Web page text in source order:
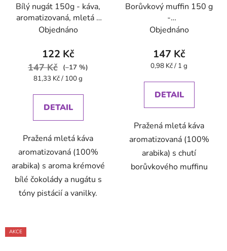
Bílý nugát 150g - káva,
aromatizovaná, mletá -
Oxalis
Objednáno
122 Kč
147 Kč
(–17 %)
Měrná
81,33 Kč / 100 g
DETAIL
Pražená mletá káva
aromatizovaná (100%
arabika) s aroma krémové
bílé čokolády a nugátu s
tóny pistácií a vanilky.
Borůvkový muffin 150 g
-
káva,aromatizovaná,mletá
Objednáno
147 Kč
Měrná
0,98 Kč / 1 g
DETAIL
Pražená mletá káva
aromatizovaná (100%
arabika) s chutí
borůvkového muffinu
AKCE